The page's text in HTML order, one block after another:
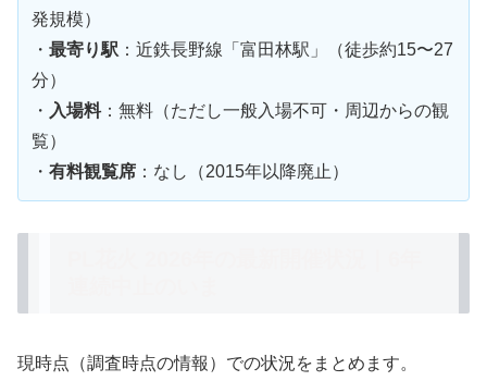
発規模）
・ 最寄り駅 ：近鉄長野線「富田林駅」（徒歩約15〜27
分）
・ 入場料：無料（ただし一般入場不可・周辺からの観
覧）
・ 有料観覧席 ：なし（2015年以降廃止）
現時点（調査時点の情報）での状況をまとめます。